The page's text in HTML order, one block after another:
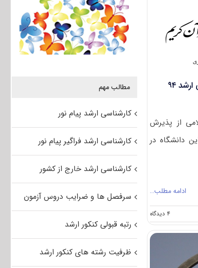
پذیرش دانشجو در مقطع کار‌شناسی ارشد ۹۴
از پذیرش
دانشگاه در
ادامه مطلب…
۴ دیدگاه
on
پذیرش
دانشجو
در
مطالب مهم
کارشناسی ارشد پیام نور
کارشناسی ارشد فراگیر پیام نور
کارشناسی ارشد خارج از کشور
سرفصل ها و ضرایب دروس آزمون
رتبه قبولی کنکور ارشد
ظرفیت رشته های کنکور ارشد